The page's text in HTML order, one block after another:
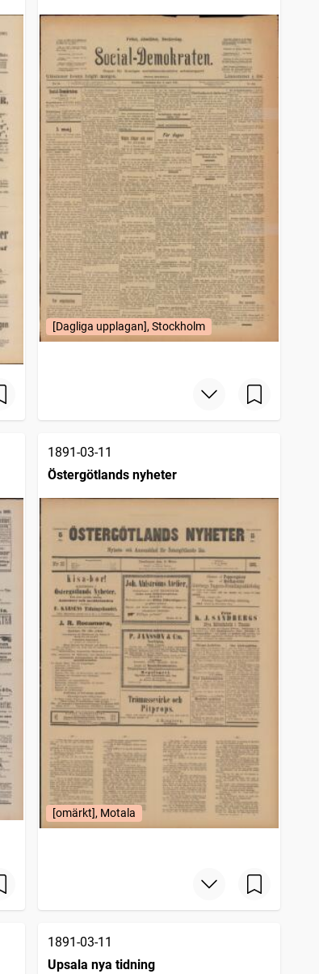
[Dagliga upplagan], Stockholm
1891-03-11
Östergötlands nyheter
[omärkt], Motala
1891-03-11
Upsala nya tidning